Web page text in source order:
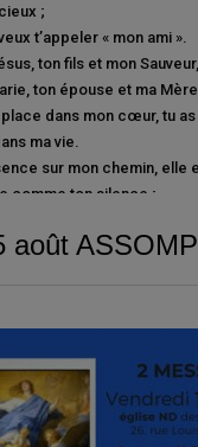
;
t’appeler « mon ami ».
ton fils et mon Sauveur,
ton épouse et ma Mère,
place dans mon cœur, tu as
ma vie.
sur mon chemin, elle
comme ton silence ;
cherché le Seigneur, toi
août